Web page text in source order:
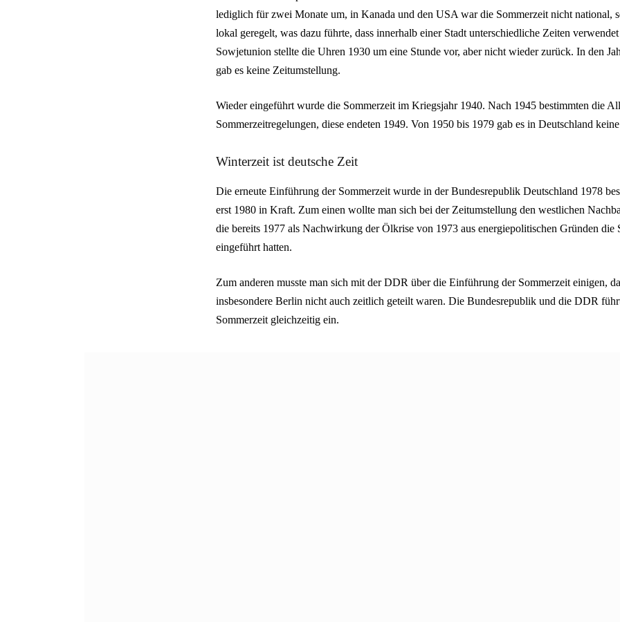
lediglich für zwei Monate um, in Kanada und den USA war die Sommerzeit nicht national,
lokal geregelt, was dazu führte, dass innerhalb einer Stadt unterschiedliche Zeiten
Sowjetunion stellte die Uhren 1930 um eine Stunde vor, aber nicht wieder zurück. In den
gab es keine Zeitumstellung.
Wieder eingeführt wurde die Sommerzeit im Kriegsjahr 1940. Nach 1945 bestimmten die
Sommerzeitregelungen, diese endeten 1949. Von 1950 bis 1979 gab es in Deutschland
Winterzeit ist deutsche Zeit
Die erneute Einführung der Sommerzeit wurde in der Bundesrepublik Deutschland 1978
erst 1980 in Kraft. Zum einen wollte man sich bei der Zeitumstellung den westlichen
die bereits 1977 als Nachwirkung der Ölkrise von 1973 aus energiepolitischen Gründen die
eingeführt hatten.
Zum anderen musste man sich mit der DDR über die Einführung der Sommerzeit einigen,
insbesondere Berlin nicht auch zeitlich geteilt waren. Die Bundesrepublik und die DDR
Sommerzeit gleichzeitig ein.